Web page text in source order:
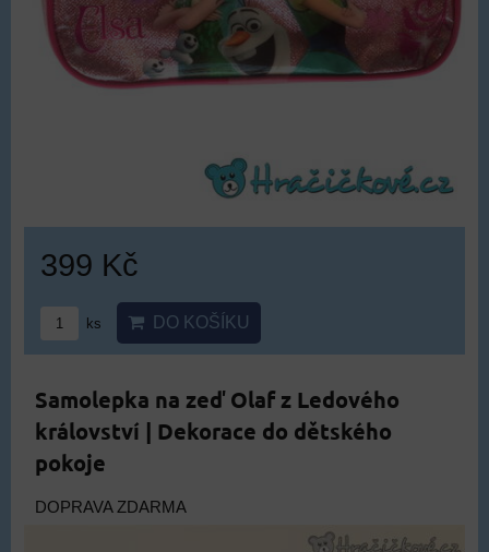
399 Kč
ks DO KOŠÍKU
Samolepka na zeď Olaf z Ledového
království | Dekorace do dětského
pokoje
DOPRAVA ZDARMA